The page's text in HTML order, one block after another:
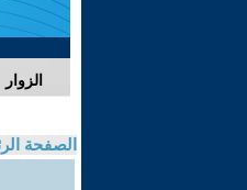
الزوار
الصفحة